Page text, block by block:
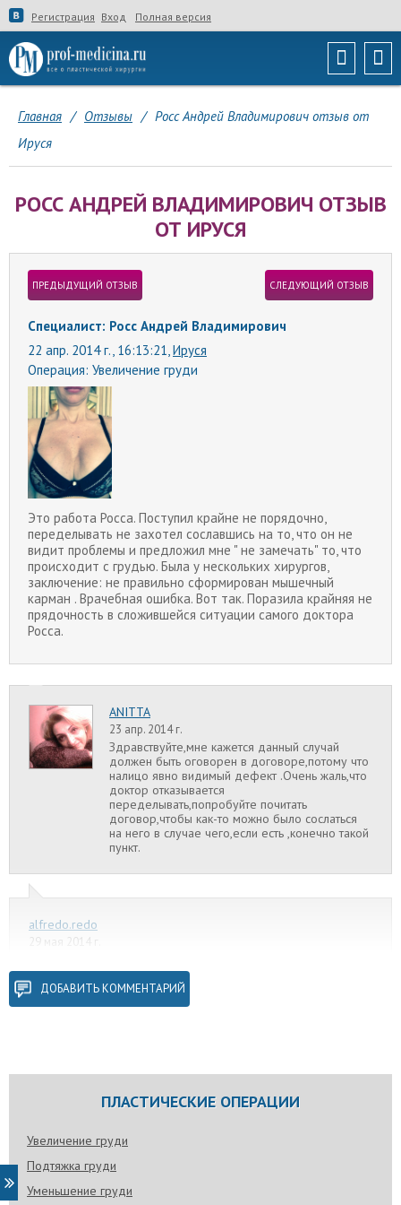
Регистрация Вход Полная версия
Главная / Отзывы / Росс Андрей Владимирович отзыв от
Ируся
РОСС АНДРЕЙ ВЛАДИМИРОВИЧ ОТЗЫВ
ОТ ИРУСЯ
ПРЕДЫДУЩИЙ ОТЗЫВ СЛЕДУЮЩИЙ ОТЗЫВ
Специалист: Росс Андрей Владимирович
22 апр. 2014 г., 16:13:21, Ируся
Операция: Увеличение груди
Это работа Росса. Поступил крайне не порядочно,
переделывать не захотел сославшись на то, что он не
видит проблемы и предложил мне " не замечать" то, что
происходит с грудью. Была у нескольких хирургов,
заключение: не правильно сформирован мышечный
карман . Врачебная ошибка. Вот так. Поразила крайняя не
прядочность в сложившейся ситуации самого доктора
Росса.
ANITTA
23 апр. 2014 г.
Здравствуйте,мне кажется данный случай
должен быть оговорен в договоре,потому что
налицо явно видимый дефект .Очень жаль,что
доктор отказывается
переделывать,попробуйте почитать
договор,чтобы как-то можно было сослаться
на него в случае чего,если есть ,конечно такой
пункт.
alfredo.redo
29 мая 2014 г.
А Росса мне жаль.. Бумеранг не кто не отменял, я
лично и с многими другими, которые еще увы.. будут.
мартина
12 июня 2014 г.
ДОБАВИТЬ КОММЕНТАРИЙ
ПЛАСТИЧЕСКИЕ ОПЕРАЦИИ
Увеличение груди
Подтяжка груди
Уменьшение груди